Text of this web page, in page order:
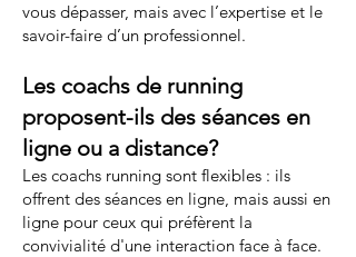
vous dépasser, mais avec l’expertise et le
savoir-faire d’un professionnel.
Les coachs de running
proposent-ils des séances en
ligne ou a distance?
Les coachs running sont flexibles : ils
offrent des séances en ligne, mais aussi en
ligne pour ceux qui préfèrent la
convivialité d'une interaction face à face.